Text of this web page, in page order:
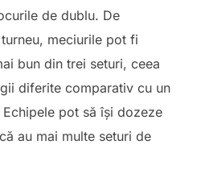
de dublu. De
meciurile pot fi
bun din trei seturi, ceea
diferite comparativ cu un
pot să își dozeze
au mai multe seturi de